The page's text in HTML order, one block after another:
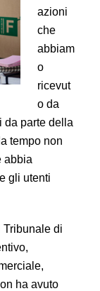
azioni
che
abbiam
o
ricevut
o da
da parte della
tempo non
abbia
gli utenti
Tribunale di
ha avuto